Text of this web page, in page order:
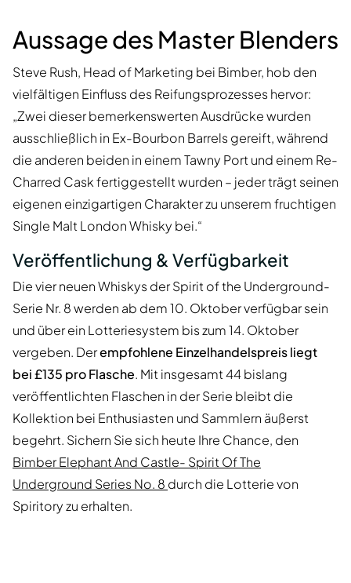
Aussage des Master Blenders
Steve Rush, Head of Marketing bei Bimber, hob den
vielfältigen Einfluss des Reifungsprozesses hervor:
„Zwei dieser bemerkenswerten Ausdrücke wurden
ausschließlich in Ex-Bourbon Barrels gereift, während
die anderen beiden in einem Tawny Port und einem Re-
Charred Cask fertiggestellt wurden – jeder trägt seinen
eigenen einzigartigen Charakter zu unserem fruchtigen
Single Malt London Whisky bei.“
Veröffentlichung & Verfügbarkeit
Die vier neuen Whiskys der Spirit of the Underground-
Serie Nr. 8 werden ab dem 10. Oktober verfügbar sein
und über ein Lotteriesystem bis zum 14. Oktober
vergeben. Derempfohlene Einzelhandelspreis liegt
bei £135 pro Flasche. Mit insgesamt 44 bislang
veröffentlichten Flaschen in der Serie bleibt die
Kollektion bei Enthusiasten und Sammlern äußerst
begehrt. Sichern Sie sich heute Ihre Chance, den
Bimber Elephant And Castle- Spirit Of The
Underground Series No. 8 durch die Lotterie von
Spiritory zu erhalten.